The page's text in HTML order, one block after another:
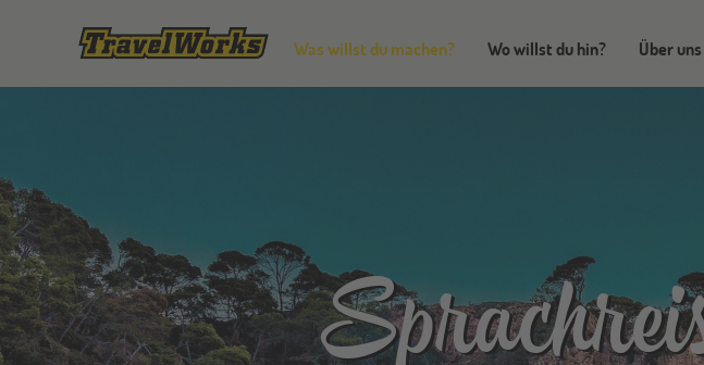
Was willst du machen? Wo willst du hin? Über uns